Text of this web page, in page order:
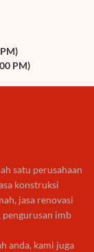
PM)
satu perusahaan
konstruksi
jasa renovasi
pengurusan imb
anda, kami juga